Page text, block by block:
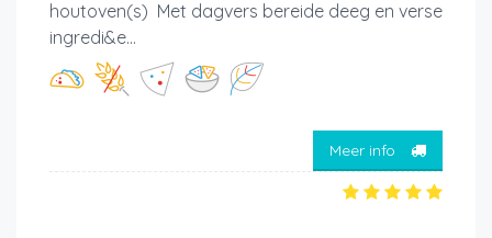
houtoven(s) Met dagvers bereide deeg en verse
ingredi&e...
Meer info